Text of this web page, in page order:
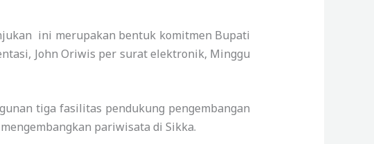
ini merupakan bentuk komitmen Bupati
John Oriwis per surat elektronik, Minggu
tiga fasilitas pendukung pengembangan
pariwisata di Sikka.